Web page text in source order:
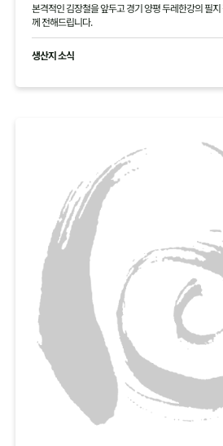
본격적인 김장철을 앞두고 경기 양평 두레한강의 필
께 전해드립니다.
생산지 소식